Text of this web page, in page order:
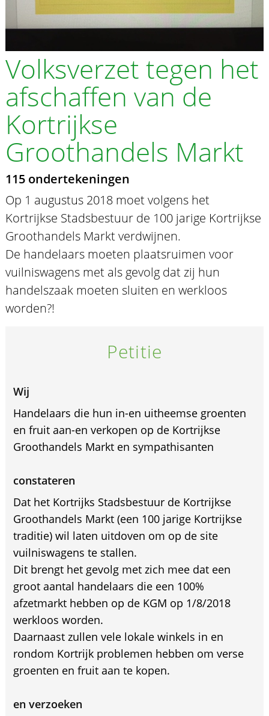
Volksverzet tegen het
afschaffen van de
Kortrijkse
Groothandels Markt
115 ondertekeningen
Op 1 augustus 2018 moet volgens het
Kortrijkse Stadsbestuur de 100 jarige Kortrijkse
Groothandels Markt verdwijnen.
De handelaars moeten plaatsruimen voor
vuilniswagens met als gevolg dat zij hun
handelszaak moeten sluiten en werkloos
worden?!
Petitie
Wij
Handelaars die hun in-en uitheemse groenten
en fruit aan-en verkopen op de Kortrijkse
Groothandels Markt en sympathisanten
constateren
Dat het Kortrijks Stadsbestuur de Kortrijkse
Groothandels Markt (een 100 jarige Kortrijkse
traditie) wil laten uitdoven om op de site
vuilniswagens te stallen.
Dit brengt het gevolg met zich mee dat een
groot aantal handelaars die een 100%
afzetmarkt hebben op de KGM op 1/8/2018
werkloos worden.
Daarnaast zullen vele lokale winkels in en
rondom Kortrijk problemen hebben om verse
groenten en fruit aan te kopen.
en verzoeken